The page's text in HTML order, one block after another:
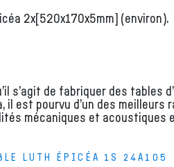
2x[520x170x5mm] (environ).
s’agit de fabriquer des tables
il est pourvu d’un des meilleurs
mécaniques et acoustiques
LUTH ÉPICÉA 1S 24A105